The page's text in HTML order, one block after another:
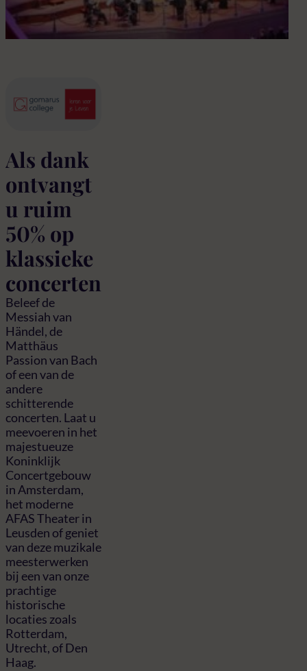
Als dank
ontvangt
u ruim
50% op
klassieke
concerten
Beleef de
Messiah van
Händel, de
Matthäus
Passion van Bach
of een van de
andere
schitterende
concerten. Laat u
meevoeren in het
majestueuze
Koninklijk
Concertgebouw
in Amsterdam,
het moderne
AFAS Theater in
Leusden of geniet
van deze muzikale
meesterwerken
bij een van onze
prachtige
historische
locaties zoals
Rotterdam,
Utrecht, of Den
Haag.